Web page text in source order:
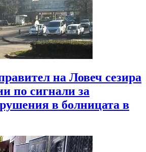
на Ловеч сезира
по сигнали за
в болницата в